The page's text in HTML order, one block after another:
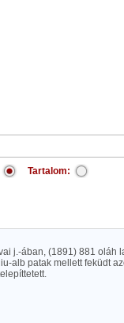
Tartalom:
j.-ában, (1891) 881 oláh
alb patak mellett feküdt